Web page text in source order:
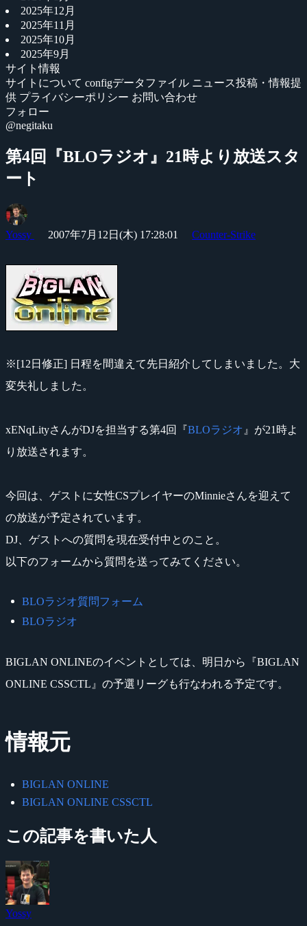
2025年12月
2025年11月
2025年10月
2025年9月
サイト情報
サイトについて configデータファイル ニュース投稿・情報提
供 プライバシーポリシー お問い合わせ
フォロー
@negitaku
第4回『BLOラジオ』21時より放送スタ
ート
Yossy 2007年7月12日(木) 17:28:01 Counter-Strike
※[12日修正] 日程を間違えて先日紹介してしまいました。大
変失礼しました。
xENqLityさんがDJを担当する第4回『BLOラジオ 』が21時よ
り放送されます。
今回は、ゲストに女性CSプレイヤーのMinnieさんを迎えて
の放送が予定されています。
DJ、ゲストへの質問を現在受付中とのこと。
以下のフォームから質問を送ってみてください。
BLOラジオ質問フォーム
BLOラジオ
BIGLAN ONLINEのイベントとしては、明日から『BIGLAN
ONLINE CSSCTL』の予選リーグも行なわれる予定です。
情報元
BIGLAN ONLINE
BIGLAN ONLINE CSSCTL
この記事を書いた人
Yossy